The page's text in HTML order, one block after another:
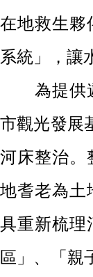
在地救生夥
系統」
，讓
為提供遊
市觀光發展
河床整治。
地耆老為土
具重新梳理
區」、「親